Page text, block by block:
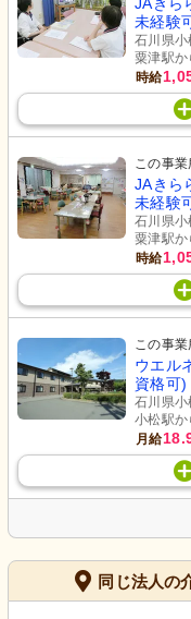
JAきら
未経験
石川県小
粟津駅
時給
この事業
JAきら
未経験
石川県小
粟津駅
時給
この事業
ウエル
資格可)
石川県小
小松駅
月給
同じ法人の